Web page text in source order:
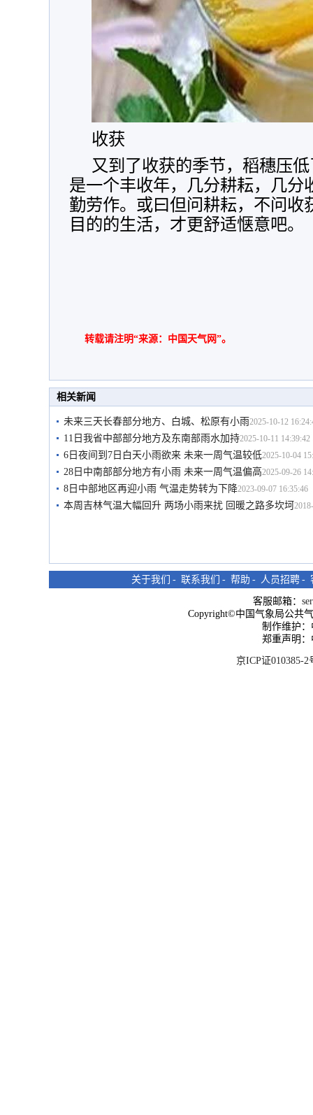
收获
又到了收获的季节，稻穗压
是一个丰收年，几分耕耘，几分
勤劳作。或曰但问耕耘，不问收
目的的生活，才更舒适惬意吧。
转载请注明“来源：中国天气网”。
相关新闻
未来三天长春部分地方、白城、松原有小雨2025-10-12
11日我省中部部分地方及东南部雨水加持2025-10-11 14:39:42
6日夜间到7日白天小雨欲来 未来一周气温较低2025-10-04
28日中南部部分地方有小雨 未来一周气温偏高2025-09-26
8日中部地区再迎小雨 气温走势转为下降2023-09-07 16:35:46
本周吉林气温大幅回升 两场小雨来扰 回暖之路多坎坷
关于我们 - 联系我们 - 帮助 - 人员招聘 -
客服邮箱：
Copyright©中国气象局公共
制作维护
郑重声明
京ICP证010385-2